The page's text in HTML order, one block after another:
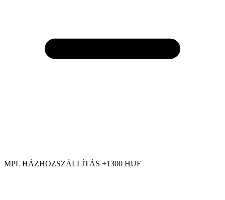
MPL HÁZHOZSZÁLLÍTÁS +1300 HUF